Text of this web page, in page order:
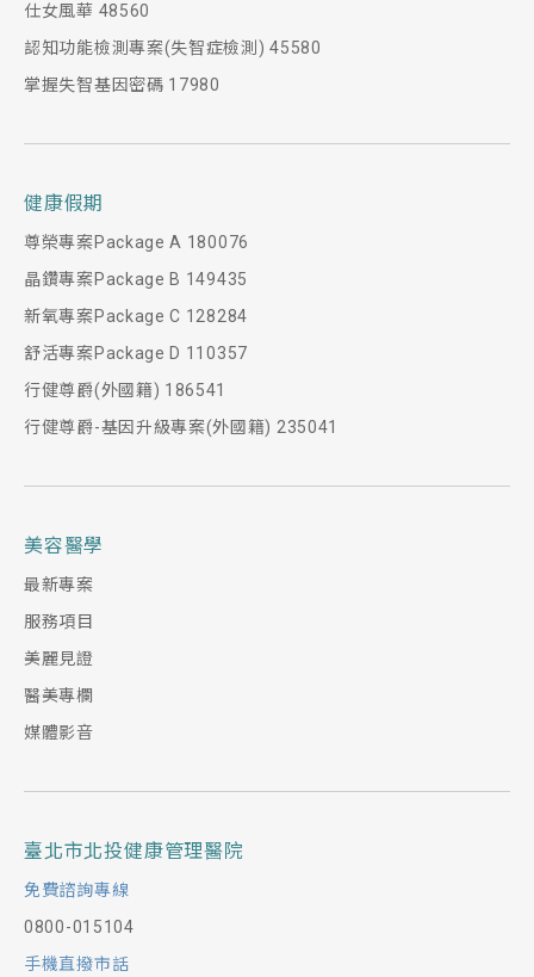
仕女風華 48560
認知功能檢測專案(失智症檢測) 45580
掌握失智基因密碼 17980
健康假期
尊榮專案Package A 180076
晶鑽專案Package B 149435
新氧專案Package C 128284
舒活專案Package D 110357
行健尊爵(外國籍) 186541
行健尊爵-基因升級專案(外國籍) 235041
美容醫學
最新專案
服務項目
美麗見證
醫美專欄
媒體影音
臺北市北投健康管理醫院
免費諮詢專線
0800-015104
手機直撥市話